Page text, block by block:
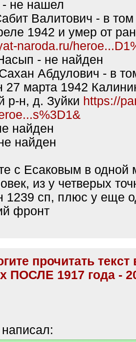
не нашел
Валитович - в
1942 и умер от
naroda.ru/
- не найден
Абдулович - в
27 марта 1942
р-н, д. Зуйки https://
найден
найден
с Есаковым в одной
из у четверых
1239 сп, плюс у еще
фронт
прочитать текст
ПОСЛЕ 1917 года -